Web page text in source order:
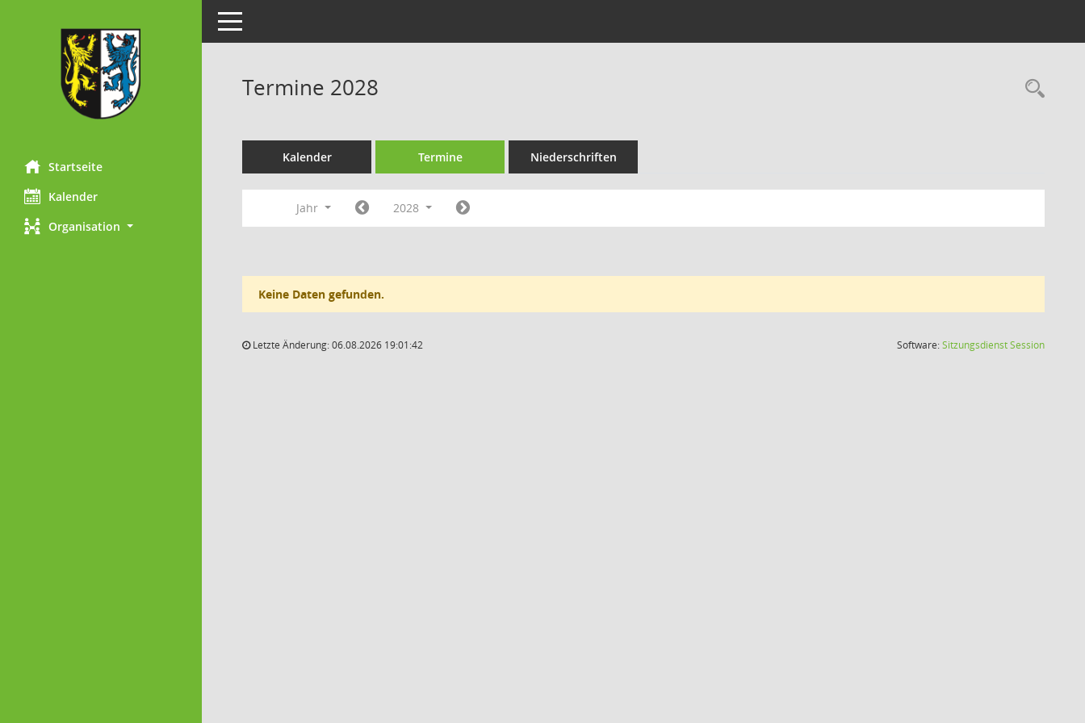
Startseite
Kalender
Organisation
Toggle navigation
Termine 2028
Kalender Termine Niederschriften
Jahr 2028
Keine Daten gefunden.
Letzte Änderung: 06.08.2026 19:01:42 Software:SitzungsdienstSession(Wird in